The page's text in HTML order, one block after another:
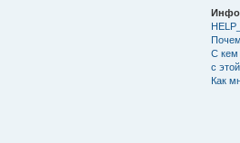
С кем
с
Как